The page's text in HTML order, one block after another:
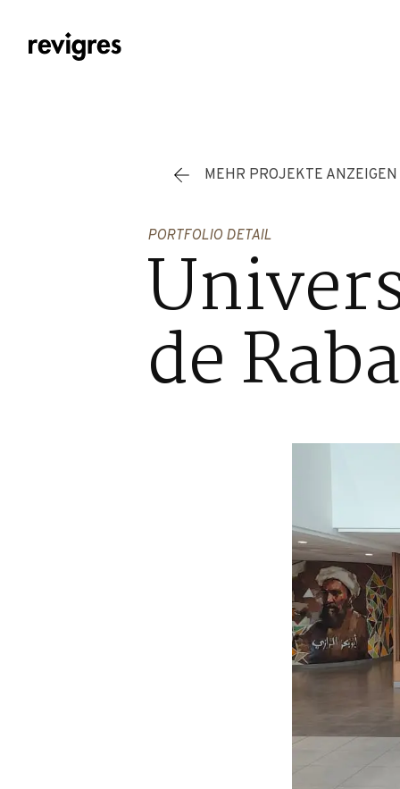
MEHR PROJEKTE ANZEIGEN
PORTFOLIO DETAIL
de